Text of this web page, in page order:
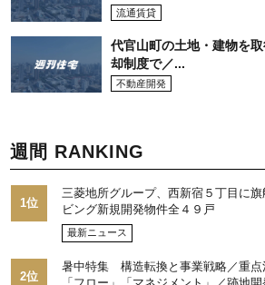
流通賃貸
代官山町の土地・建物を
却制度で／...
不動産開発
週間 RANKING
1位
三菱地所グループ、西新宿５丁目に
ビング新規開発物件全４９戸
最新ニュース
2位
暑中特集 構造転換と事業戦略／重点